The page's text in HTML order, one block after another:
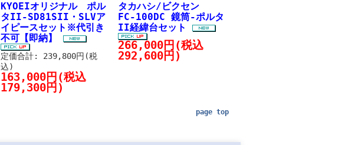
KYOEIオリジナル ポル
タII-SD81SII・SLVア
イピースセット※代引き
不可【即納】
定価合計: 239,800円(税
込)
163,000円(税込
179,300円)
タカハシ/ビクセン
FC-100DC 鏡筒-ポルタ
II経緯台セット
266,000円(税込
292,600円)
page top